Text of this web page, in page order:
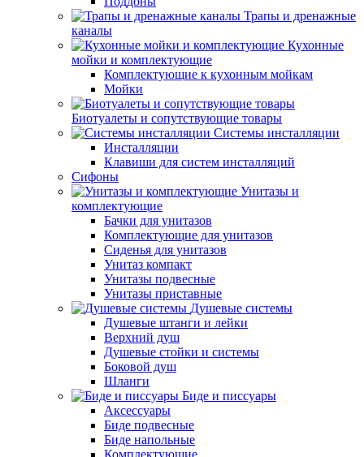
Трапы и дренажные
каналы
Кухонные
мойки и комплектующие
Комплектующие к кухонным мойкам
Мойки
Биотуалеты и сопутствующие товары
Системы инсталляции
Инсталляции
Клавиши для систем инсталляций
Сифоны
Унитазы и
комплектующие
Бачки для унитазов
Комплектующие для унитазов
Сиденья для унитазов
Унитаз компакт
Унитазы подвесные
Унитазы приставные
Душевые системы
Душевые штанги и лейки
Верхний душ
Душевые стойки и системы
Боковой душ
Шланги
Биде и писсуары
Аксессуары
Биде подвесные
Биде напольные
Комплектующие